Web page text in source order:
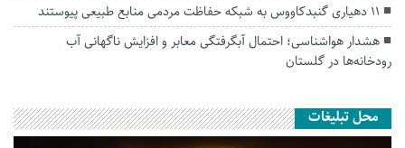
۱۱ دهیاری گنبدکاووس به شبکه حفاظت مردمی منابع طبیعی پیوستند
هشدار هواشناسی؛ احتمال آبگرفتگی معابر و افزایش ناگهانی آب
رودخانه‌ها در گلستان
محل تبلیغات